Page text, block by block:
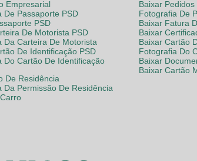
Empresarial
De Passaporte PSD
PSD
De Motorista PSD
Da Carteira De Motorista
De Identificação PSD
Do Cartão De Identificação
De Residência
Da Permissão De Residência
Baixar
Fotografia De
Baixar Fatura
Baixar
Baixar Cartão
Fotografia Do
Baixar
Baixar Cartão